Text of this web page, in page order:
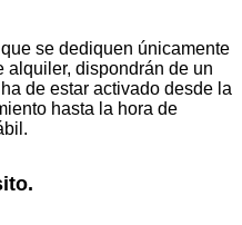
se dediquen únicamente
alquiler, dispondrán de un
de estar activado desde la
hasta la hora de